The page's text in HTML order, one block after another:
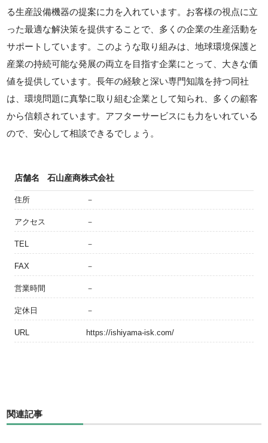
る生産設備機器の提案に力を入れています。お客様の視点に立
った最適な解決策を提供することで、多くの企業の生産活動を
サポートしています。このような取り組みは、地球環境保護と
産業の持続可能な発展の両立を目指す企業にとって、大きな価
値を提供しています。長年の経験と深い専門知識を持つ同社
は、環境問題に真摯に取り組む企業として知られ、多くの顧客
から信頼されています。アフターサービスにも力をいれている
ので、安心して相談できるでしょう。
店舗名 石山産商株式会社
住所 －
アクセス －
TEL －
FAX －
営業時間 －
定休日 －
URL https://ishiyama-isk.com/
関連記事